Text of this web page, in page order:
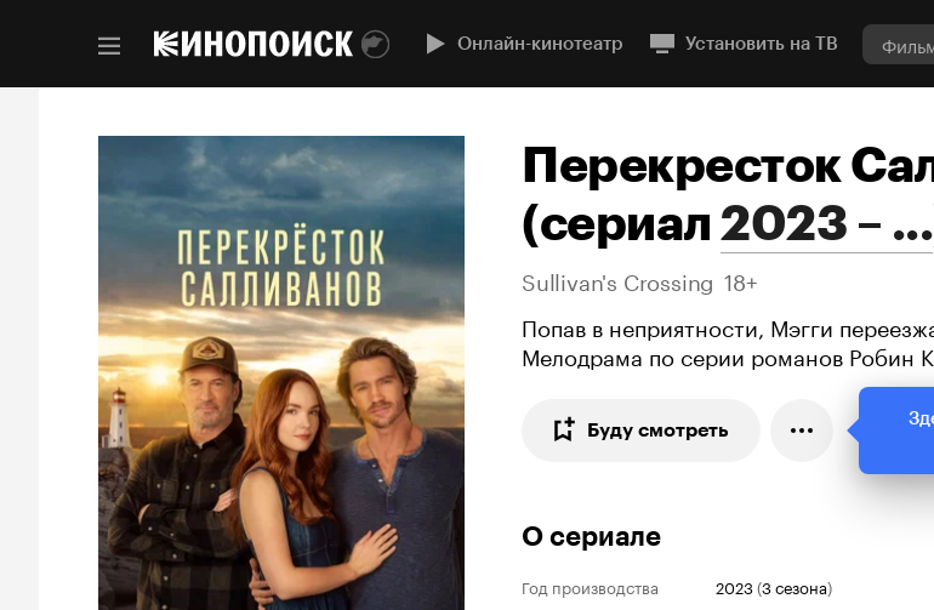
Онлайн-кинотеатр Установить на ТВ
Перекресток
(сериал2023 – ...
Sullivan's Crossing 18+
Попав в неприятности, Мэгги
Мелодрама по серии романов Робин
Буду смотреть
О сериале
Год производства 2023(3 сезона)